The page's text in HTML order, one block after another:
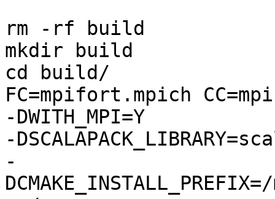
rm -rf build
mkdir build
cd build/
FC=mpifort.mpich
-DWITH_MPI=Y
-
-